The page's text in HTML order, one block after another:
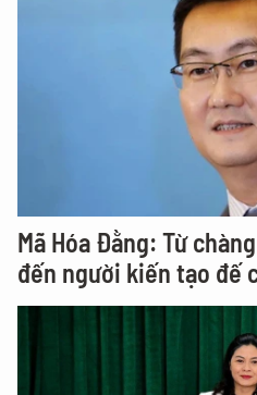
Mã Hóa Đằng: Từ
đến người kiến tạo đế